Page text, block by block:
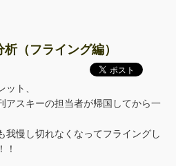
（フライング編）
ト、
アスキーの担当者が帰国してから一
我慢し切れなくなってフライングし
！